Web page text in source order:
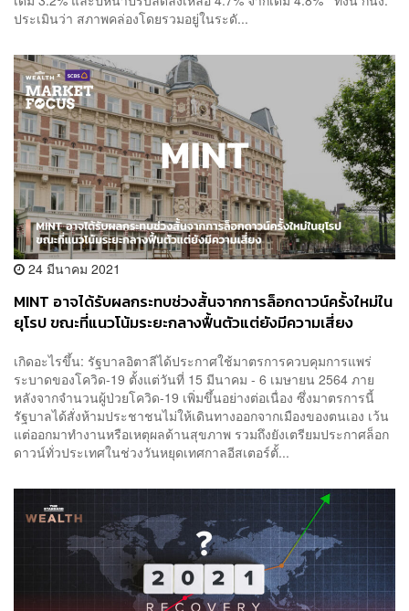
ประเมินว่า สภาพคล่องโดยรวมอยู่ในระดั...
24 มีนาคม 2021
MINT อาจได้รับผลกระทบช่วงสั้นจากการล็อกดาวน์ครั้งใหม่ใน
ยุโรป ขณะที่แนวโน้มระยะกลางฟื้นตัวแต่ยังมีความเสี่ยง
เกิดอะไรขึ้น: รัฐบาลอิตาลีได้ประกาศใช้มาตรการควบคุมการแพร่
ระบาดของโควิด-19 ตั้งแต่วันที่ 15 มีนาคม - 6 เมษายน 2564 ภาย
หลังจากจำนวนผู้ป่วยโควิด-19 เพิ่มขึ้นอย่างต่อเนื่อง ซึ่งมาตรการนี้
รัฐบาลได้สั่งห้ามประชาชนไม่ให้เดินทางออกจากเมืองของตนเอง เว้น
แต่ออกมาทำงานหรือเหตุผลด้านสุขภาพ รวมถึงยังเตรียมประกาศล็อก
ดาวน์ทั่วประเทศในช่วงวันหยุดเทศกาลอีสเตอร์ตั้...